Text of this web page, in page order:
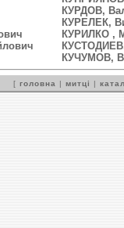
КУРДОВ,
КУРЕЛЕК,
КУРИЛКО ,
КУЧУМОВ,
[ головна | митці |